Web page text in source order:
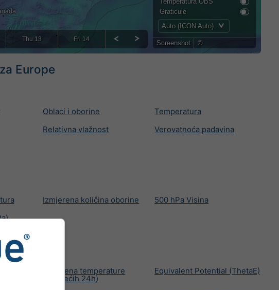
Thu 13 Fri 14
Graticule
Auto (ICON Auto)
Screenshot ©
Prognoza po godišnjim
Holiday Planner
Više karata
Europe
Oblaci i oborine
Temperatura
Relativna vlažnost
Verovatnoća padavina
Izmjerena količina oborine
500 hPa Visina
Promjena temperature
(Sljedećih 24h)
Equivalent Potential (ThetaE)